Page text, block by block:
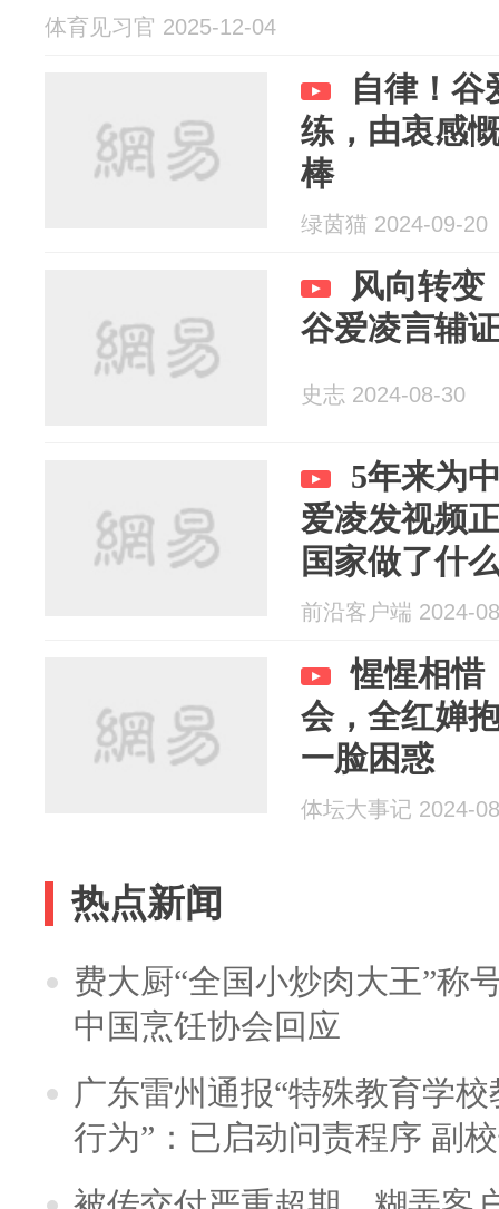
体育见习官 2025-12-04
自律！谷
练，由衷感
棒
绿茵猫 2024-09-20
风向转变
谷爱凌言辅
史志 2024-08-30
5年来为
爱凌发视频
国家做了什
并支持谷爱...
前沿客户端 2024-
惺惺相惜
会，全红婵
一脸困惑
体坛大事记 2024-
热点新闻
费大厨“全国小炒肉大王”称
中国烹饪协会回应
广东雷州通报“特殊教育学
行为”：已启动问责程序 副